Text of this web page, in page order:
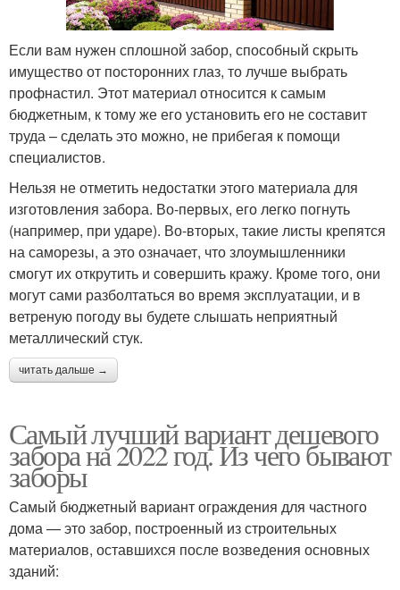
Если вам нужен сплошной забор, способный скрыть
имущество от посторонних глаз, то лучше выбрать
профнастил. Этот материал относится к самым
бюджетным, к тому же его установить его не составит
труда – сделать это можно, не прибегая к помощи
специалистов.
Нельзя не отметить недостатки этого материала для
изготовления забора. Во-первых, его легко погнуть
(например, при ударе). Во-вторых, такие листы крепятся
на саморезы, а это означает, что злоумышленники
смогут их открутить и совершить кражу. Кроме того, они
могут сами разболтаться во время эксплуатации, и в
ветреную погоду вы будете слышать неприятный
металлический стук.
читать дальше →
Самый лучший вариант дешевого
забора на 2022 год. Из чего бывают
заборы
Самый бюджетный вариант ограждения для частного
дома — это забор, построенный из строительных
материалов, оставшихся после возведения основных
зданий: